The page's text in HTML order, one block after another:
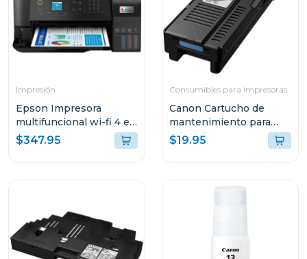
Impresión
Epson Impresora
multifuncional wi-fi 4 en
1 de alto desempeño
eco tank l5590 c11ck57
$347.95
Consumibles para impresoras
Canon Cartucho de
mantenimiento para
impresoras maxify
$19.95